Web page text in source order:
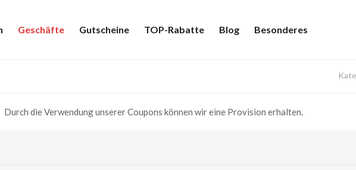
Geschäfte Gutscheine TOP-Rabatte Blog Besonderes
Durch die Verwendung unserer Coupons können wir eine Provision erhalten.